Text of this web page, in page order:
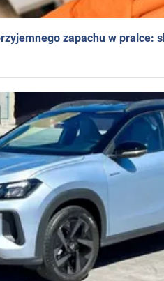
zapachu w pralce: